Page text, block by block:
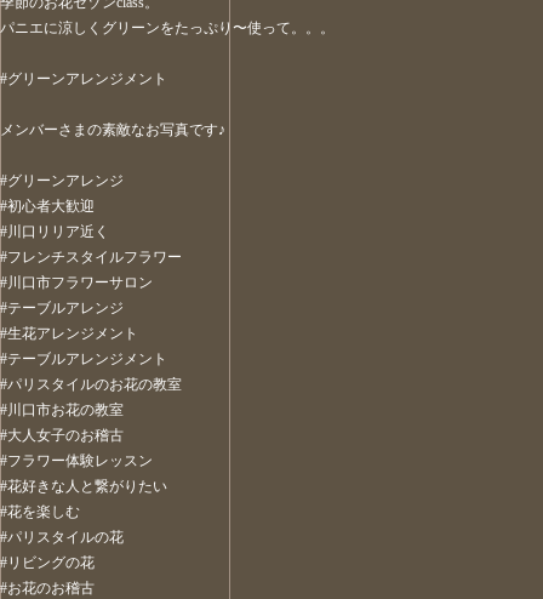
パニエに涼しくグリーンをたっぷり〜使って。。。
#グリーンアレンジメント
メンバーさまの素敵なお写真です♪
#グリーンアレンジ
#初心者大歓迎
#川口リリア近く
#フレンチスタイルフラワー
#川口市フラワーサロン
#テーブルアレンジ
#生花アレンジメント
#テーブルアレンジメント
#パリスタイルのお花の教室
#川口市お花の教室
#大人女子のお稽古
#フラワー体験レッスン
#花好きな人と繋がりたい
#花を楽しむ
#パリスタイルの花
#リビングの花
#お花のお稽古